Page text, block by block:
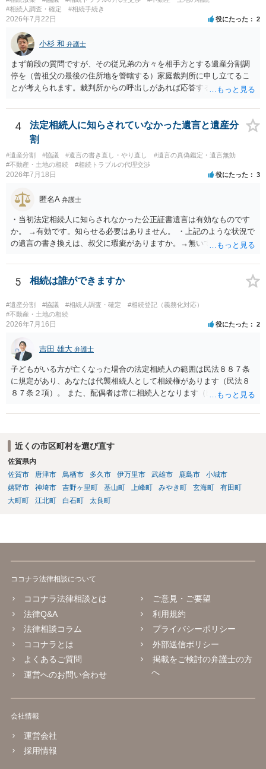
#相続人調査・確定
#相続手続き
2026年7月22日 役にたった 2
小杉 和 弁護士
まず前段の質問ですが、その従兄弟の方々を相手方とする遺産分割調
停を（曾祖父の最後の住所地を管轄する）家庭裁判所に申し立てるこ
とが考えられます。裁判所からの呼出しがあれば応答する可能性がま
能と思われます。時間が思った以上にないので必要書類をてきぱきと
揃える必要があります。その点是非御注意ください。
4
法定相続人に知らされていなかった遺言と遺産分
割
#遺産分割 #協議 #遺言の書き直し・やり直し
#遺言の真偽鑑定・遺言無効
#不動産・土地の相続
#相続トラブルの代理交渉
2026年7月18日 役にたった 3
匿名A 弁護士
・当初法定相続人に知らされなかった公正証書遺言は有効なものです
か。 →有効です。知らせる必要はありません。 ・上記のような状況で
の遺言の書き換えは、叔父に瑕疵がありますか。→無いです。 ・分割
ますか。 →本人が自由に決められますので、どこが妥当とは言えない
です。客観的な基準もありません。 ・できれば穏やかに、分割を拒否
することはできますか。 →分割を拒否するということは、遺産はいら
ないということでしょうか。遺言で、受取を指定されててもいらない
と拒否することはできます。理由を説明する必要はありません。
5 相続は誰ができますか
#遺産分割 #協議 #相続人調査・確定
#相続登記（義務化対応）
#不動産・土地の相続
2026年7月16日 役にたった 2
吉田 雄大 弁護士
子どもがいる方が亡くなった場合の法定相続人の範囲は民法８８７条
に規定があり、あなたは代襲相続人として相続権があります（民法８
８７条２項）。 また、配偶者は常に相続人となります（民法８９０
も相続権があります。つまり、孫５人に加えて「おじ又はおば」にも
近くの市区町村を選び直す
佐賀県内
佐賀市
唐津市 鳥栖市 多久市 伊万里市 武雄市 鹿島市
小城市
嬉野市
神埼市 吉野ヶ里町 基山町 上峰町 みやき町 玄海町
有田町
大町町
江北町 白石町 太良町
ココナラ法律相談について
ココナラ法律相談とは
法律Q&A
法律相談コラム
ココナラとは
よくあるご質問
運営へのお問い合わせ
ご意見・ご要望
利用規約
プライバシーポリシー
外部送信ポリシー
掲載をご検討の弁護士の方
へ
会社情報
運営会社
採用情報